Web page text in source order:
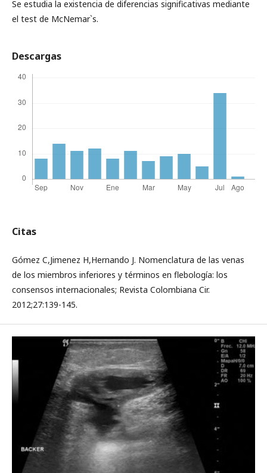
Se estudia la existencia de diferencias significativas mediante
el test de McNemar`s.
Descargas
Citas
Gómez C,Jimenez H,Hernando J. Nomenclatura de las venas
de los miembros inferiores y términos en flebología: los
consensos internacionales; Revista Colombiana Cir.
2012;27:139-145.